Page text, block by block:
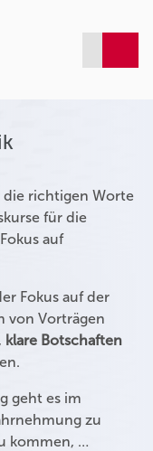
richtigen Worte
für die
auf
Fokus auf der
von Vorträgen
klare Botschaften
geht es im
zu
kommen, …